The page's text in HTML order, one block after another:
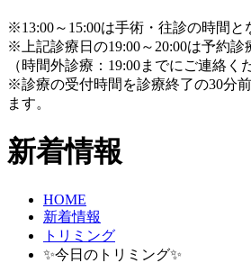
※13:00～15:00は手術・往診の時間と
※上記診療日の19:00～20:00は予約診
（時間外診療：19:00までにご連絡く
※診療の受付時間を診療終了の30分
ます。
新着情報
HOME
新着情報
トリミング
✨今日のトリミング✨